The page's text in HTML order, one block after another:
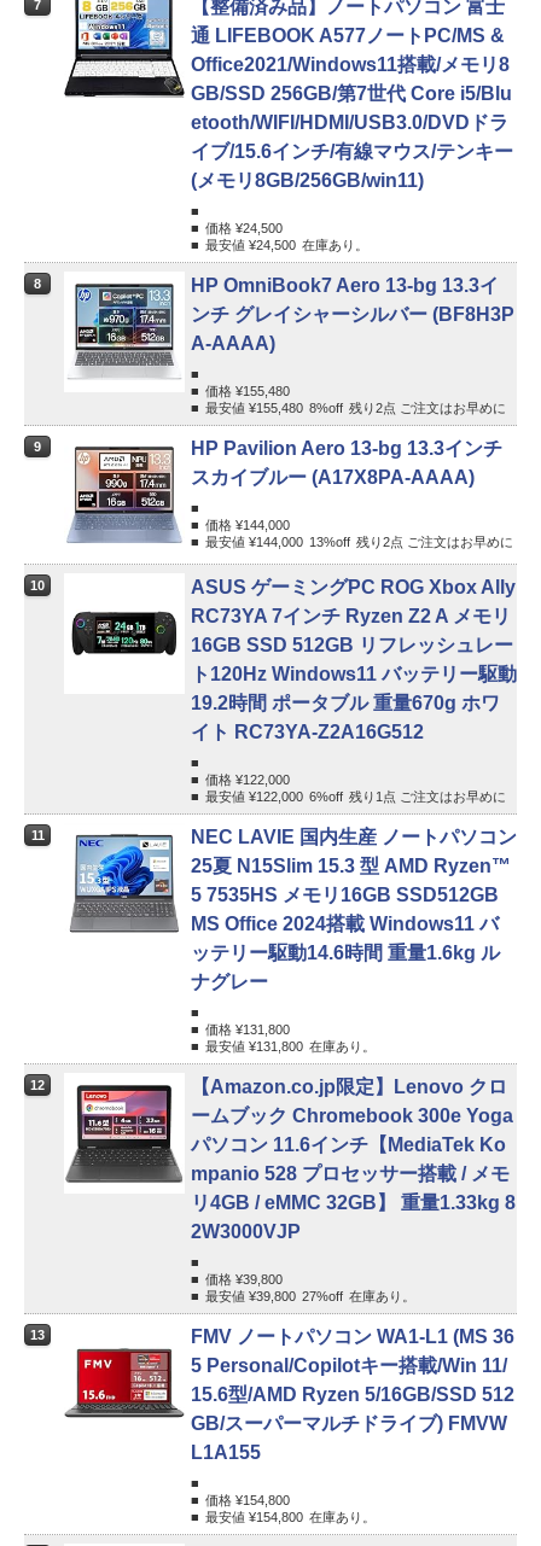
7
【整備済み品】ノートパソコン 富士
通 LIFEBOOK A577ノートPC/MS &
Office2021/Windows11搭載/メモリ8
GB/SSD 256GB/第7世代 Core i5/Blu
etooth/WIFI/HDMI/USB3.0/DVDドラ
イブ/15.6インチ/有線マウス/テンキー
(メモリ8GB/256GB/win11)
価格 ¥24,500
最安値 ¥24,500 在庫あり。
8
HP OmniBook7 Aero 13-bg 13.3イ
ンチ グレイシャーシルバー (BF8H3P
A-AAAA)
価格 ¥155,480
最安値 ¥155,480 8%off 残り2点 ご注文はお早めに
9
HP Pavilion Aero 13-bg 13.3インチ
スカイブルー (A17X8PA-AAAA)
価格 ¥144,000
最安値 ¥144,000 13%off 残り2点 ご注文はお早めに
10
ASUS ゲーミングPC ROG Xbox Ally
RC73YA 7インチ Ryzen Z2 A メモリ
16GB SSD 512GB リフレッシュレー
ト120Hz Windows11 バッテリー駆動
19.2時間 ポータブル 重量670g ホワ
イト RC73YA-Z2A16G512
価格 ¥122,000
最安値 ¥122,000 6%off 残り1点 ご注文はお早めに
11
NEC LAVIE 国内生産 ノートパソコン
25夏 N15Slim 15.3 型 AMD Ryzen™
5 7535HS メモリ16GB SSD512GB
MS Office 2024搭載 Windows11 バ
ッテリー駆動14.6時間 重量1.6kg ル
ナグレー
価格 ¥131,800
最安値 ¥131,800 在庫あり。
12
【Amazon.co.jp限定】Lenovo クロ
ームブック Chromebook 300e Yoga
パソコン 11.6インチ【MediaTek Ko
mpanio 528 プロセッサー​搭載 / メモ
リ4GB / eMMC 32GB】 重量1.33kg 8
2W3000VJP
価格 ¥39,800
最安値 ¥39,800 27%off 在庫あり。
13
FMV ノートパソコン WA1-L1 (MS 36
5 Personal/Copilotキー搭載/Win 11/
15.6型/AMD Ryzen 5/16GB/SSD 512
GB/スーパーマルチドライブ) FMVW
L1A155
価格 ¥154,800
最安値 ¥154,800 在庫あり。